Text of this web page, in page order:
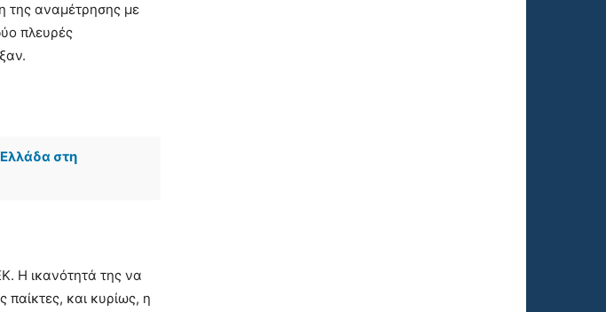
της αναμέτρησης με
πλευρές
στη
Η ικανότητά της να
παίκτες, και κυρίως, η